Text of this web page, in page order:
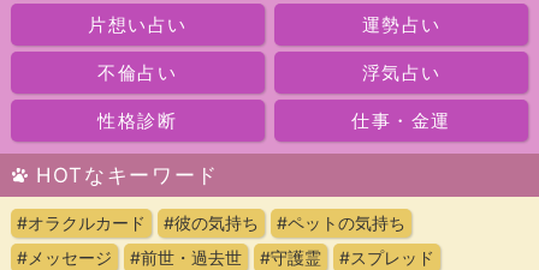
片想い占い 運勢占い
不倫占い 浮気占い
性格診断 仕事・金運
HOTなキーワード
#オラクルカード #彼の気持ち
#ペットの気持ち
#メッセージ
#前世・過去世 #守護霊
#スプレッド